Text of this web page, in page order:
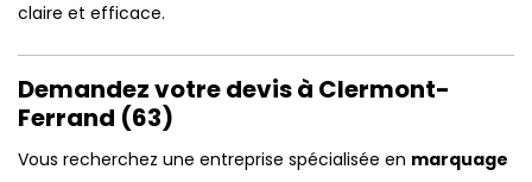
claire et efficace.
Demandez votre devis à Clermont-
Ferrand (63)
Vous recherchez une entreprise spécialisée en marquage